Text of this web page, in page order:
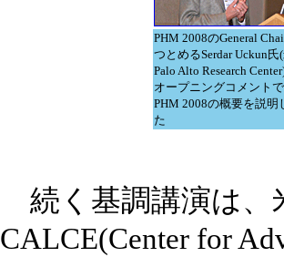
PHM 2008のGeneral
つとめるSerdar Uckun氏
Palo Alto Research
オープニングコメントで
PHM 2008の概要を説明
た
続く基調講演は、
CALCE(Center for